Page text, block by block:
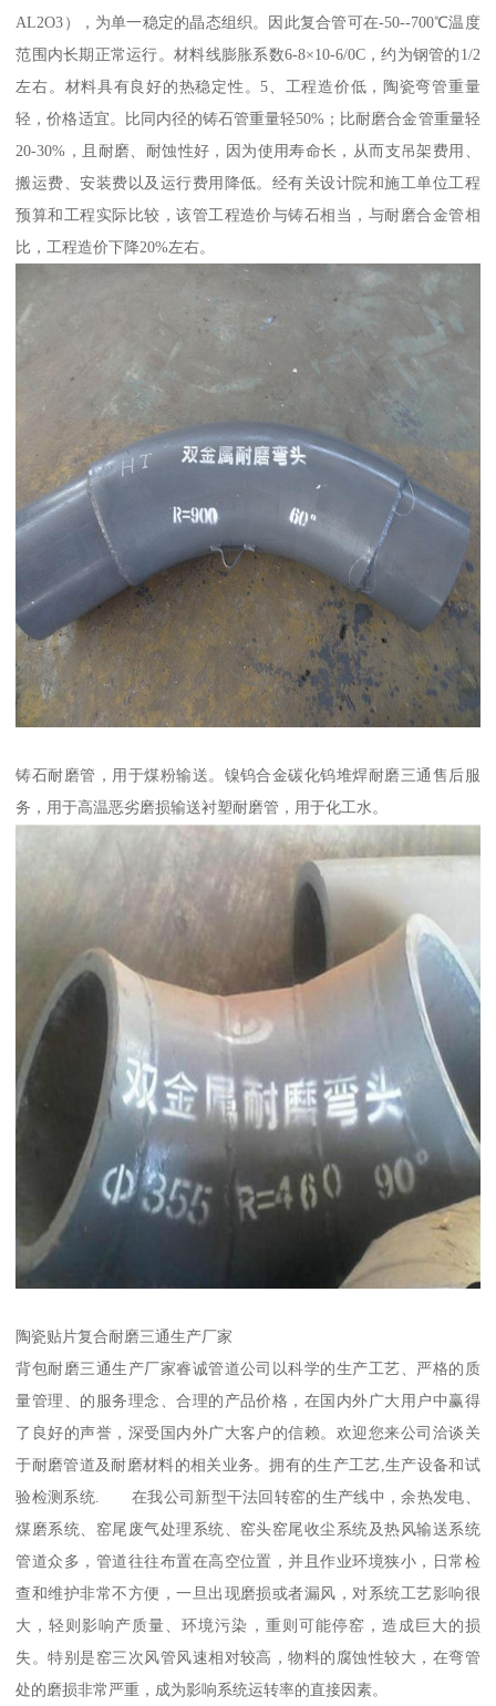
AL2O3），为单一稳定的晶态组织。因此复合管可在-50--700℃温度
范围内长期正常运行。材料线膨胀系数6-8×10-6/0C，约为钢管的1/2
左右。材料具有良好的热稳定性。5、工程造价低，陶瓷弯管重量
轻，价格适宜。比同内径的铸石管重量轻50%；比耐磨合金管重量轻
20-30%，且耐磨、耐蚀性好，因为使用寿命长，从而支吊架费用、
搬运费、安装费以及运行费用降低。经有关设计院和施工单位工程
预算和工程实际比较，该管工程造价与铸石相当，与耐磨合金管相
比，工程造价下降20%左右。
铸石耐磨管，用于煤粉输送。镍钨合金碳化钨堆焊耐磨三通售后服
务，用于高温恶劣磨损输送衬塑耐磨管，用于化工水。
陶瓷贴片复合耐磨三通生产厂家
背包耐磨三通生产厂家睿诚管道公司以科学的生产工艺、严格的质
量管理、的服务理念、合理的产品价格，在国内外广大用户中赢得
了良好的声誉，深受国内外广大客户的信赖。欢迎您来公司洽谈关
于耐磨管道及耐磨材料的相关业务。拥有的生产工艺,生产设备和试
验检测系统. 在我公司新型干法回转窑的生产线中，余热发电、
煤磨系统、窑尾废气处理系统、窑头窑尾收尘系统及热风输送系统
管道众多，管道往往布置在高空位置，并且作业环境狭小，日常检
查和维护非常不方便，一旦出现磨损或者漏风，对系统工艺影响很
大，轻则影响产质量、环境污染，重则可能停窑，造成巨大的损
失。特别是窑三次风管风速相对较高，物料的腐蚀性较大，在弯管
处的磨损非常严重，成为影响系统运转率的直接因素。